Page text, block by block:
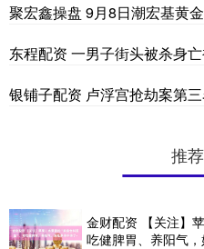
聚宏鑫操盘 9月8日潮宏基黄
东程配资 一男子街头被杀身
银铺子配资 卢浮宫抢劫案第
推
金财配资 【关注】
吃健脾胃、养阳气